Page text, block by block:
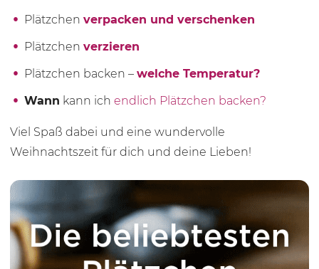
Plätzchen verpacken und verschenken
Plätzchen verzieren
Plätzchen backen – welche Temperatur?
Wann kann ich endlich Plätzchen backen?
Viel Spaß dabei und eine wundervolle
Weihnachtszeit für dich und deine Lieben!